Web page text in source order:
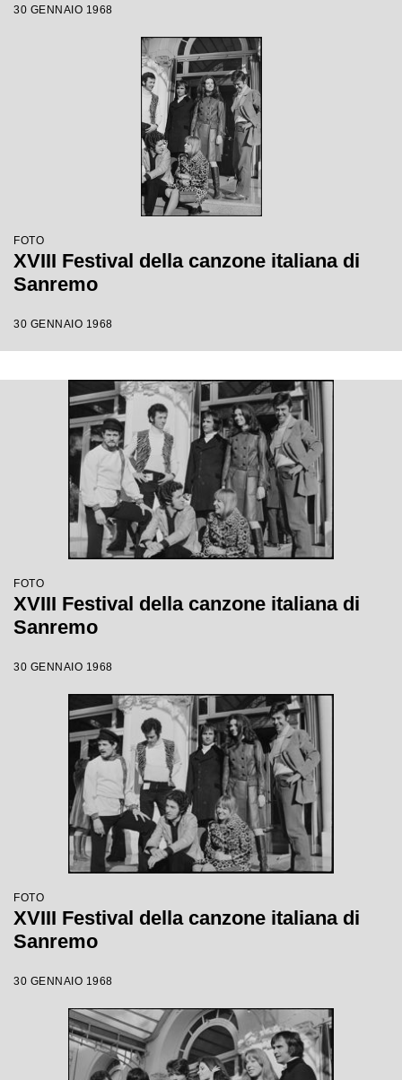
30 GENNAIO 1968
FOTO
XVIII Festival della canzone italiana di
Sanremo
30 GENNAIO 1968
FOTO
XVIII Festival della canzone italiana di
Sanremo
30 GENNAIO 1968
FOTO
XVIII Festival della canzone italiana di
Sanremo
30 GENNAIO 1968